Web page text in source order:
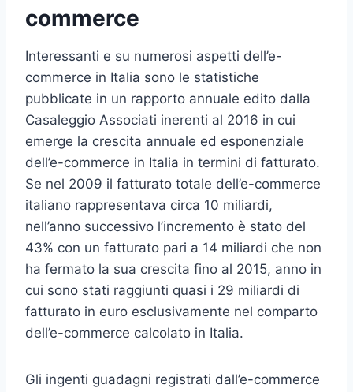
commerce
Interessanti e su numerosi aspetti dell’e-
commerce in Italia sono le statistiche
pubblicate in un rapporto annuale edito dalla
Casaleggio Associati inerenti al 2016 in cui
emerge la crescita annuale ed esponenziale
dell’e-commerce in Italia in termini di fatturato.
Se nel 2009 il fatturato totale dell’e-commerce
italiano rappresentava circa 10 miliardi,
nell’anno successivo l’incremento è stato del
43% con un fatturato pari a 14 miliardi che non
ha fermato la sua crescita fino al 2015, anno in
cui sono stati raggiunti quasi i 29 miliardi di
fatturato in euro esclusivamente nel comparto
dell’e-commerce calcolato in Italia.
Gli ingenti guadagni registrati dall’e-commerce